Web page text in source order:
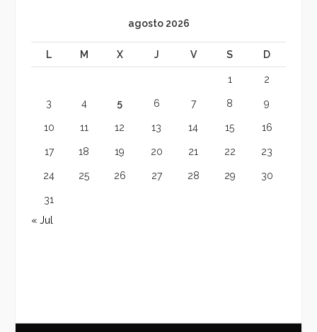
agosto 2026
L M X J V S D
1 2
3 4 5 6 7 8 9
10 11 12 13 14 15 16
17 18 19 20 21 22 23
24 25 26 27 28 29 30
31
« Jul